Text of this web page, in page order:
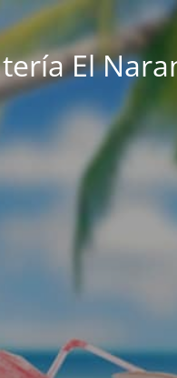
El